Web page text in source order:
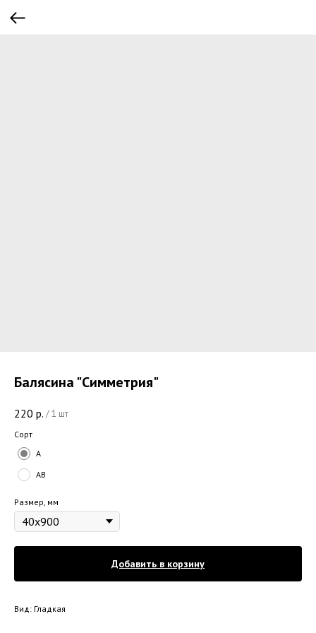
Балясина "Симметрия"
220 р. /1 шт
Сорт
A
AB
Размер, мм
Добавить в корзину
Вид: Гладкая